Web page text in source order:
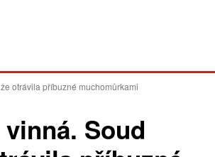
otrávila příbuzné muchomůrkami
Soud